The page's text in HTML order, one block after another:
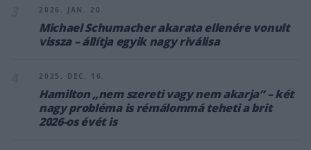
2026. JAN. 20.
Michael Schumacher akarata ellenére vonult
vissza – állítja egyik nagy riválisa
2025. DEC. 16.
Hamilton „nem szereti vagy nem akarja” – két
nagy probléma is rémálommá teheti a brit
2026-os évét is